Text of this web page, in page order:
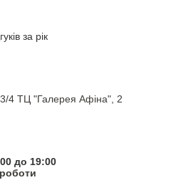
за рік
4 ТЦ "Галерея Афіна", 2
до 19:00